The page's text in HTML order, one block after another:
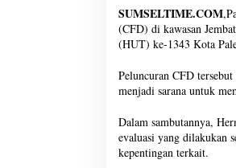
SUMSELTIME.COM
(CFD) di kawasan
(HUT) ke-1343 Kota
Peluncuran CFD
menjadi sarana untuk
Dalam sambutannya,
evaluasi yang dilakukan
kepentingan terkait.